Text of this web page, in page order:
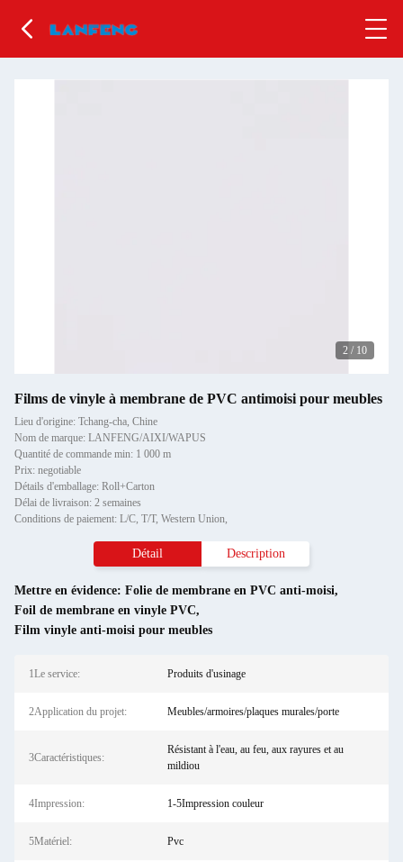
2 / 10
Films de vinyle à membrane de PVC antimoisi pour meubles
Lieu d'origine: Tchang-cha, Chine
Nom de marque: LANFENG/AIXI/WAPUS
Quantité de commande min: 1 000 m
Prix: negotiable
Détails d'emballage: Roll+Carton
Délai de livraison: 2 semaines
Conditions de paiement: L/C, T/T, Western Union,
Détail Description
Mettre en évidence: Folie de membrane en PVC anti-moisi,
Foil de membrane en vinyle PVC,
Film vinyle anti-moisi pour meubles
1Le service: Produits d'usinage
2Application du projet: Meubles/armoires/plaques murales/porte
3Caractéristiques:
Résistant à l'eau, au feu, aux rayures et au
mildiou
4Impression: 1-5Impression couleur
5Matériel: Pvc